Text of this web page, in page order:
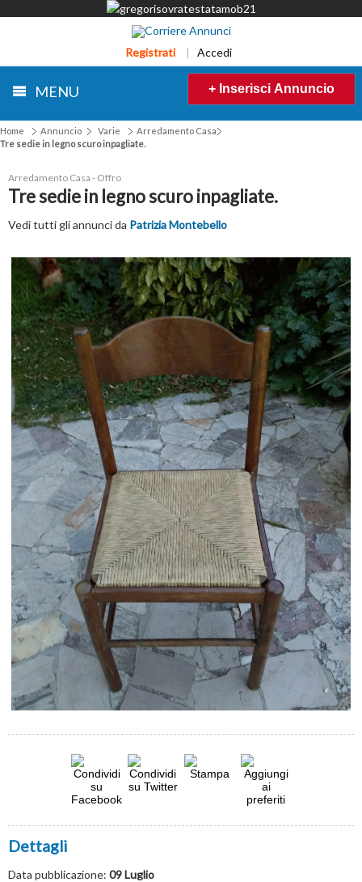
Registrati | Accedi
MENU + Inserisci Annuncio
Home Annuncio Varie
Arredamento Casa
Tre sedie in legno scuro inpagliate.
Arredamento Casa - Offro
Tre sedie in legno scuro inpagliate.
Vedi tutti gli annunci da Patrizia Montebello
Dettagli
Data pubblicazione: 09 Luglio